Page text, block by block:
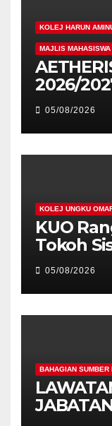
KOLEJ HARUN
MAJLIS
2026/
PEMIMPIN
05/08/2026
KOLEJ UNGKU
KUO
Tokoh
Holistik
05/08/2026
BAHAGIAN SUMBER